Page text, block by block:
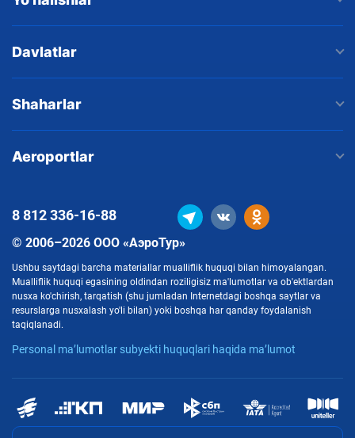
Davlatlar
Shaharlar
Aeroportlar
© 2006–2026 ООО «АэроТур»
Ushbu saytdagi barcha materiallar mualliflik huquqi bilan himoyalangan.
Mualliflik huquqi egasining oldindan roziligisiz ma'lumotlar va ob'ektlardan
nusxa ko'chirish, tarqatish (shu jumladan Internetdagi boshqa saytlar va
resurslarga nusxalash yo'li bilan) yoki boshqa har qanday foydalanish
taqiqlanadi.
Personal ma’lumotlar subyekti huquqlari haqida ma’lumot
8 812336-16-88